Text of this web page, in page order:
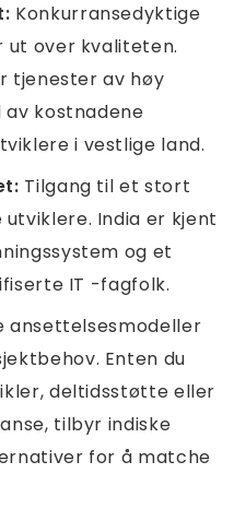
Konkurransedyktige
ut over kvaliteten.
tjenester av høy
kostnadene
i vestlige land.
Tilgang til et stort
India er kjent
og et
IT -fagfolk.
ansettelsesmodeller
Enten du
deltidsstøtte eller
tilbyr indiske
for å matche